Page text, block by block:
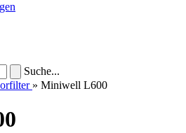
Suche...
» Miniwell L600